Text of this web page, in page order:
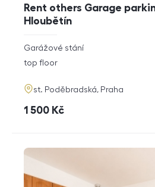
Rent others Garage
Hloubětín
rozměry
disposition
Garážové stání
funkce
top floor
adresa
st. Poděbradská, Praha
cena
1 500 Kč